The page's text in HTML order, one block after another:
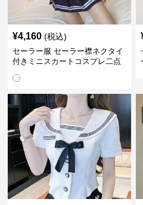
¥4,160 (税込)
セーラー服 セーラー襟ネクタイ
付きミニスカートコスプレ二点